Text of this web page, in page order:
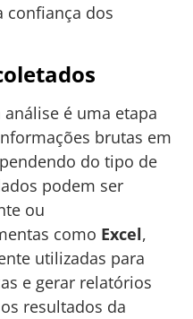
confiança dos
é uma etapa
brutas em
do tipo de
podem ser
ou
como Excel,
utilizadas para
e gerar relatórios
resultados da